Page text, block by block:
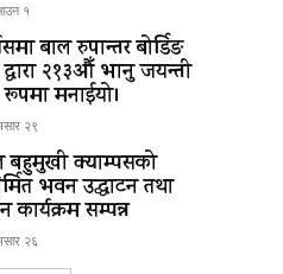
१
बाल रुपान्तर बोर्डिङ
२१३औँ भानु जयन्ती
मनाईयो।
२९
बहुमुखी क्याम्पसको
भवन उद्घाटन तथा
कार्यक्रम सम्पन्न
२६